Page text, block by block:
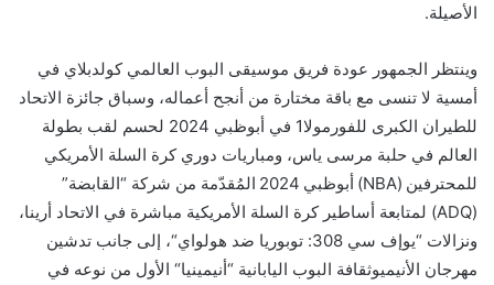
الأصيلة.
وينتظر الجمهور عودة فريق موسيقى البوب العالميكولدبلاي في
أمسية لا تنسى مع باقة مختارة من أنجح أعماله، وسباق جائزة الاتحاد
للطيران الكبرى للفورمولا1 في أبوظبي 2024 لحسم لقب بطولة
العالم في حلبة مرسى ياس، ومباريات دوري كرة السلة الأمريكي
للمحترفين (NBA) أبوظبي 2024 المُقدّمة من شركة “القابضة”
(ADQ)
لمتابعة أساطير كرة السلة الأمريكية مباشرة في الاتحاد أرينا،
ونزالات “يوإف سي 308: توبوريا ضد هولواي“، إلى جانب تدشين
مهرجان الأنيميوثقافة البوب اليابانية “أنيمينيا“ الأول من نوعه في